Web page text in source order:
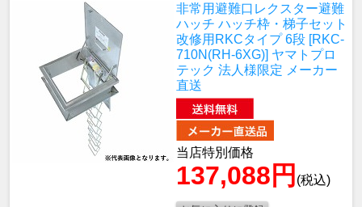
非常用避難口レクスター避難
ハッチ ハッチ枠・梯子セット
改修用RKCタイプ 6段 [RKC-
710N(RH-6XG)] ヤマトプロ
テック 法人様限定 メーカー
直送
当店特別価格
137,088円 (税込)